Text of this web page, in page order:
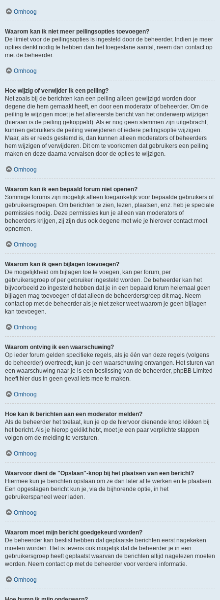
Omhoog
Waarom kan ik niet meer peilingsopties toevoegen?
De limiet voor de peilingsopties is ingesteld door de beheerder. Indien je meer
opties denkt nodig te hebben dan het toegestane aantal, neem dan contact op
met de beheerder.
Omhoog
Hoe wijzig of verwijder ik een peiling?
Net zoals bij de berichten kan een peiling alleen gewijzigd worden door
degene die hem gemaakt heeft, en door een moderator of beheerder. Om de
peiling te wijzigen moet je het allereerste bericht van het onderwerp wijzigen
(hieraan is de peiling gekoppeld). Als er nog geen stemmen zijn uitgebracht,
kunnen gebruikers de peiling verwijderen of iedere peilingsoptie wijzigen.
Maar, als er reeds gestemd is, dan kunnen alleen moderators of beheerders
hem wijzigen of verwijderen. Dit om te voorkomen dat gebruikers een peiling
maken en deze daarna vervalsen door de opties te wijzigen.
Omhoog
Waarom kan ik een bepaald forum niet openen?
Sommige forums zijn mogelijk alleen toegankelijk voor bepaalde gebruikers of
gebruikersgroepen. Om berichten te zien, lezen, plaatsen, enz. heb je speciale
permissies nodig. Deze permissies kun je alleen van moderators of
beheerders krijgen, zij zijn dus ook degene met wie je hierover contact moet
opnemen.
Omhoog
Waarom kan ik geen bijlagen toevoegen?
De mogelijkheid om bijlagen toe te voegen, kan per forum, per
gebruikersgroep of per gebruiker ingesteld worden. De beheerder kan het
bijvoorbeeld zo ingesteld hebben dat je in een bepaald forum helemaal geen
bijlagen mag toevoegen of dat alleen de beheerdersgroep dit mag. Neem
contact op met de beheerder als je niet zeker weet waarom je geen bijlagen
kan toevoegen.
Omhoog
Waarom ontving ik een waarschuwing?
Op ieder forum gelden specifieke regels, als je één van deze regels (volgens
de beheerder) overtreedt, kun je een waarschuwing ontvangen. Het sturen van
een waarschuwing naar je is een beslissing van de beheerder, phpBB Limited
heeft hier dus in geen geval iets mee te maken.
Omhoog
Hoe kan ik berichten aan een moderator melden?
Als de beheerder het toelaat, kun je op de hiervoor dienende knop klikken bij
het bericht. Als je hierop geklikt hebt, moet je een paar verplichte stappen
volgen om de melding te versturen.
Omhoog
Waarvoor dient de "Opslaan"-knop bij het plaatsen van een bericht?
Hiermee kun je berichten opslaan om ze dan later af te werken en te plaatsen.
Een opgeslagen bericht kun je, via de bijhorende optie, in het
gebruikerspaneel weer laden.
Omhoog
Waarom moet mijn bericht goedgekeurd worden?
De beheerder kan beslist hebben dat geplaatste berichten eerst nagekeken
moeten worden. Het is tevens ook mogelijk dat de beheerder je in een
gebruikersgroep heeft geplaatst waarvan de berichten altijd nagelezen moeten
worden. Neem contact op met de beheerder voor verdere informatie.
Omhoog